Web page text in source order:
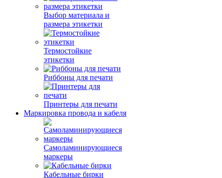
Выбор материала и
размера этикетки
Термостойкие
этикетки
Риббоны для печати
Принтеры для печати
Маркировка провода и кабеля
Самоламинирующиеся
маркеры
Кабельные бирки